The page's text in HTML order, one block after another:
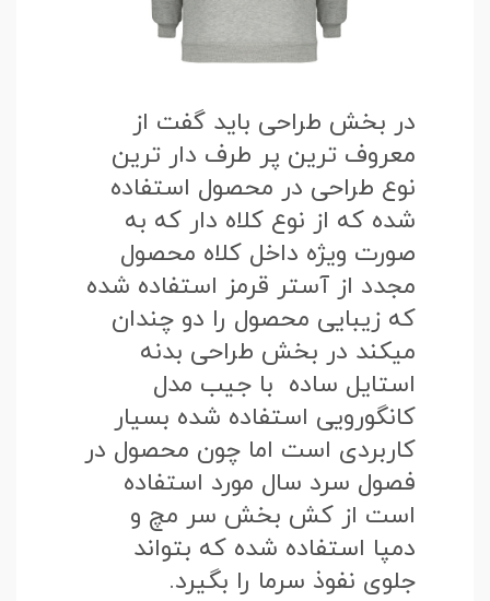
در بخش طراحی باید گفت از
معروف ترین پر طرف دار ترین
نوع طراحی در محصول استفاده
شده که از نوع کلاه دار که به
صورت ویژه داخل کلاه محصول
مجدد از آستر قرمز استفاده شده
که زیبایی محصول را دو چندان
میکند در بخش طراحی بدنه
استایل ساده با جیب مدل
کانگورویی استفاده شده بسیار
کاربردی است اما چون محصول در
فصول سرد سال مورد استفاده
است از کش بخش سر مچ و
دمپا استفاده شده که بتواند
جلوی نفوذ سرما را بگیرد.